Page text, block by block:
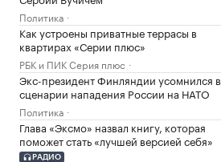
Политика
Как устроены приватные террасы в
квартирах «Серии плюс»
РБК и ПИК Серия плюс
Экс-президент Финляндии усомнился в
сценарии нападения России на НАТО
Политика
Глава «Эксмо» назвал книгу, которая
поможет стать «лучшей версией себя»
РАДИО